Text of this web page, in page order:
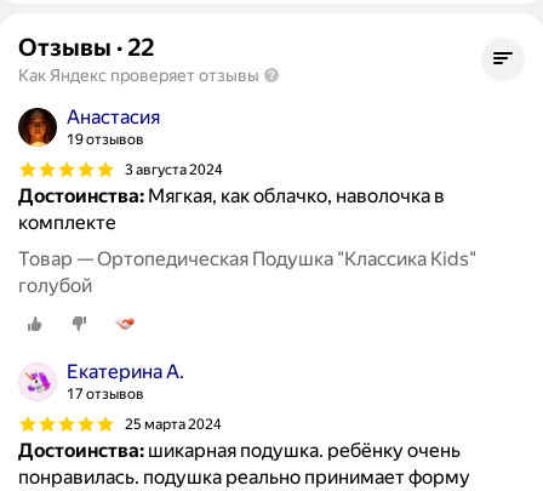
Отзывы · 22
Как Яндекс проверяет отзывы
Анастасия
19 отзывов
3 августа 2024
Достоинства: Мягкая, как облачко, наволочка в
комплекте
Товар — Ортопедическая Подушка "Классика Kids"
голубой
Екатерина А.
17 отзывов
25 марта 2024
Достоинства: шикарная подушка. ребёнку очень
понравилась. подушка реально принимает форму